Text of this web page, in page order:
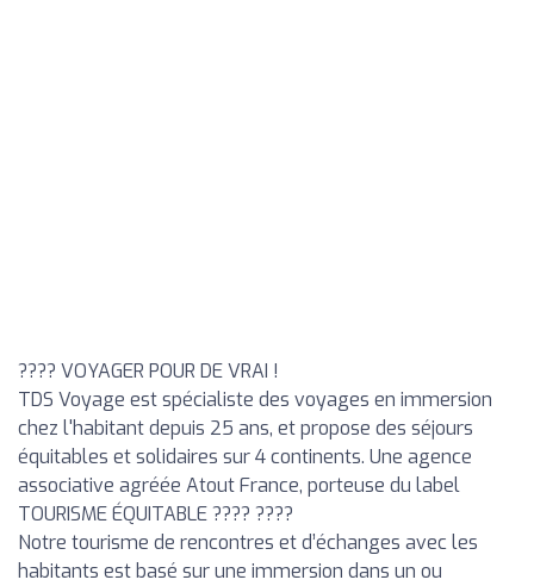
???? VOYAGER POUR DE VRAI !
TDS Voyage est spécialiste des voyages en immersion
chez l'habitant depuis 25 ans, et propose des séjours
équitables et solidaires sur 4 continents. Une agence
associative agréée Atout France, porteuse du label
TOURISME ÉQUITABLE ???? ????
Notre tourisme de rencontres et d’échanges avec les
habitants est basé sur une immersion dans un ou